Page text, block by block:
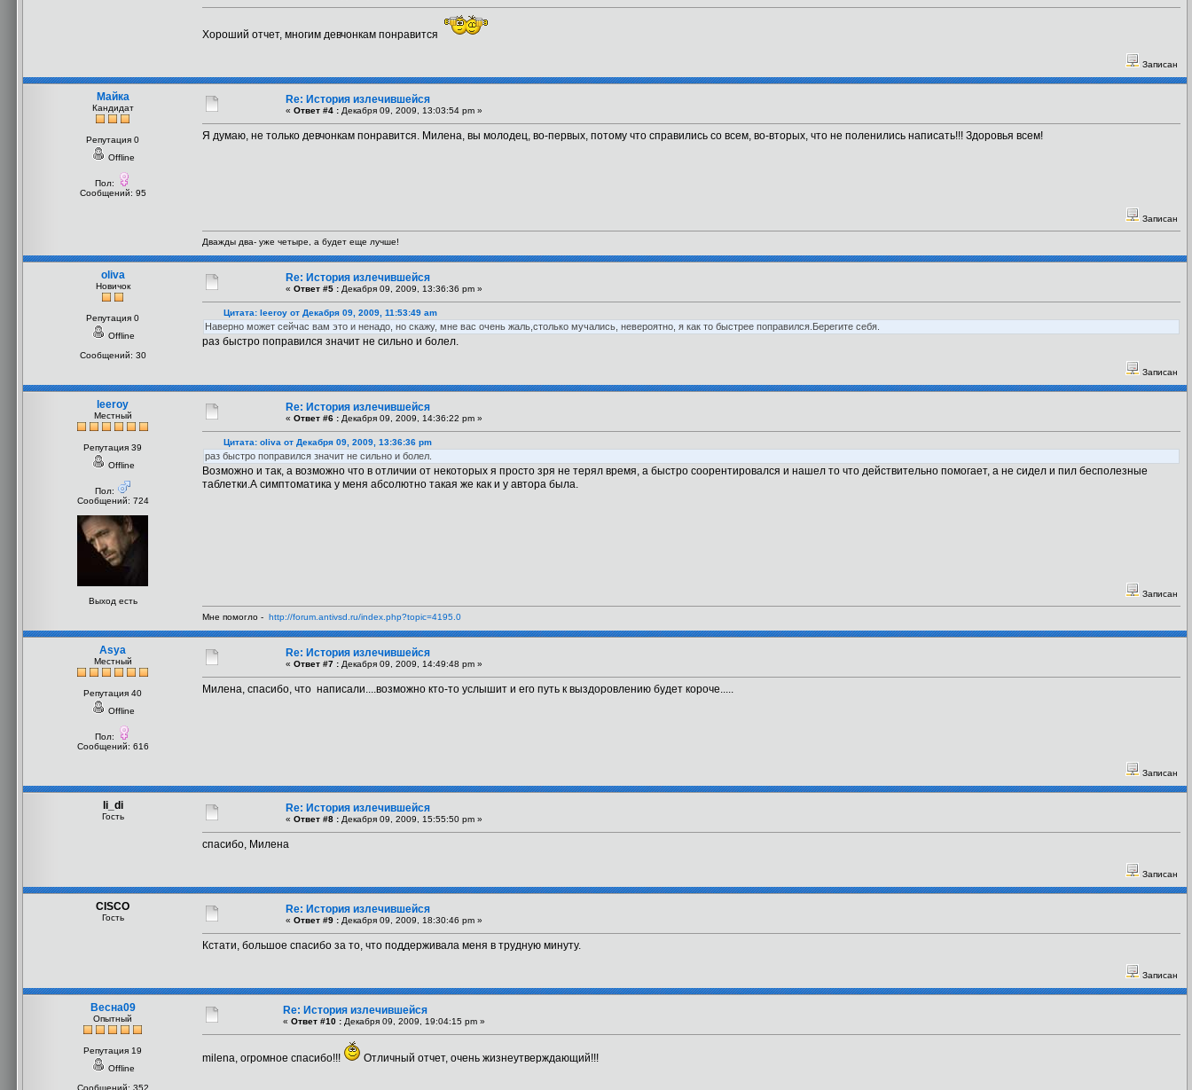
Хороший отчет, многим девчонкам понравится
Записан
Майка
Кандидат
Репутация 0
Offline
Пол:
Сообщений: 95
Re: История излечившейся
« Ответ #4 : Декабря 09, 2009, 13:03:54 pm »
Я думаю, не только девчонкам понравится. Милена, вы молодец, во-первых, потому что справились со всем, во-вторых, что не поленились написать!!! Здоровья всем!
Записан
Дважды два- уже четыре, а будет еще лучше!
oliva
Новичок
Репутация 0
Offline
Сообщений: 30
Re: История излечившейся
« Ответ #5 : Декабря 09, 2009, 13:36:36 pm »
Цитата: leeroy от Декабря 09, 2009, 11:53:49 am
Наверно может сейчас вам это и ненадо, но скажу, мне вас очень жаль,столько мучались, невероятно, я как то быстрее поправился.Берегите себя.
раз быстро поправился значит не сильно и болел.
Записан
leeroy
Местный
Репутация 39
Offline
Пол:
Сообщений: 724
Выход есть
Re: История излечившейся
« Ответ #6 : Декабря 09, 2009, 14:36:22 pm »
Цитата: oliva от Декабря 09, 2009, 13:36:36 pm
раз быстро поправился значит не сильно и болел.
Возможно и так, а возможно что в отличии от некоторых я просто зря не терял время, а быстро соорентировался и нашел то что действительно помогает, а не сидел и пил бесполезные
таблетки.А симптоматика у меня абсолютно такая же как и у автора была.
Записан
Мне помогло - http://forum.antivsd.ru/index.php?topic=4195.0
Asya
Местный
Репутация 40
Offline
Пол:
Сообщений: 616
Re: История излечившейся
« Ответ #7 : Декабря 09, 2009, 14:49:48 pm »
Милена, спасибо, что написали....возможно кто-то услышит и его путь к выздоровлению будет короче.....
Записан
li_di
Гость
Re: История излечившейся
« Ответ #8 : Декабря 09, 2009, 15:55:50 pm »
спасибо, Милена
Записан
CISCO
Гость
Re: История излечившейся
« Ответ #9 : Декабря 09, 2009, 18:30:46 pm »
Кстати, большое спасибо за то, что поддерживала меня в трудную минуту.
Записан
Весна09
Опытный
Репутация 19
Offline
Сообщений: 352
Re: История излечившейся
« Ответ #10 : Декабря 09, 2009, 19:04:15 pm »
milena, огромное спасибо!!! Отличный отчет, очень жизнеутверждающий!!!